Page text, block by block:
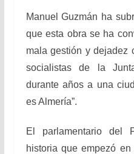
Manuel Guzmán ha
que esta obra se ha
mala gestión y dejadez
socialistas de la
durante años a una
es Almería”.
El parlamentario del
historia que empezó